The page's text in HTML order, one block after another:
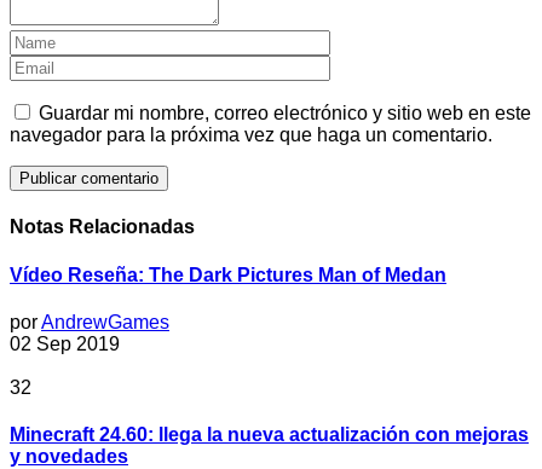
Guardar mi nombre, correo electrónico y sitio web en este
navegador para la próxima vez que haga un comentario.
Notas Relacionadas
Vídeo Reseña: The Dark Pictures Man of Medan
porAndrewGames
02 Sep 2019
32
Minecraft 24.60: llega la nueva actualización con mejoras
y novedades